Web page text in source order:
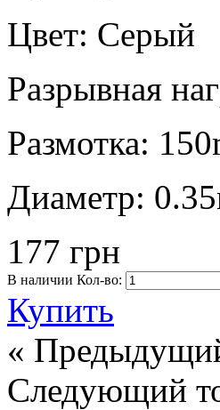
Цвет: Серый
Разрывная
Размотка:
Диаметр:
177 грн
В наличии Кол-во:
Купить
«
Следующий